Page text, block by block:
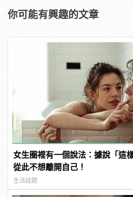
你可能有興趣的文章
女生圈裡有一個說法：據說「這
從此不想離開自己！
生活話題